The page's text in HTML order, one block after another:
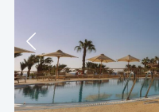
Контакти
За нас